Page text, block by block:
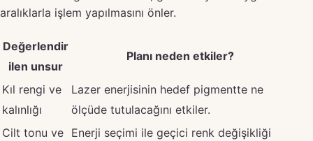
aralıklarla işlem yapılmasını önler.
Değerlendir
ilen unsur
Planı neden etkiler?
Kıl rengi ve
kalınlığı
Lazer enerjisinin hedef pigmentte ne
ölçüde tutulacağını etkiler.
Cilt tonu ve Enerji seçimi ile geçici renk değişikliği